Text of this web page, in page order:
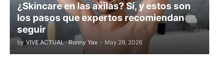
¿Skincare en las axilas? Sí, y estos son
los pasos que expertos recomiendan
seguir
by VIVE ACTUAL · Ronny Yax - May 28, 2026